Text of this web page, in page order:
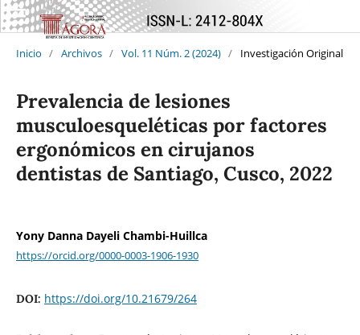
Inicio / Archivos / Vol. 11 Núm. 2 (2024) / Investigación Original
Prevalencia de lesiones
musculoesqueléticas por factores
ergonómicos en cirujanos
dentistas de Santiago, Cusco, 2022
Yony Danna Dayeli Chambi-Huillca
https://orcid.org/0000-0003-1906-1930
DOI: https://doi.org/10.21679/264